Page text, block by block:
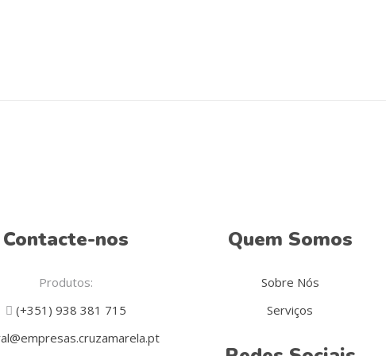
Contacte-nos
Produtos:
(+351) 938 381 715
Quem Somos
Sobre Nós
Serviços